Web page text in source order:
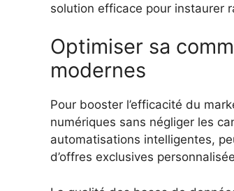
solution efficace pour instaurer
Optimiser sa
modernes
Pour booster l’efficacité du
numériques sans négliger les
automatisations intelligentes,
d’offres exclusives